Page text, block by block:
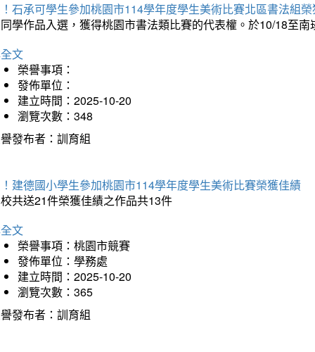
石承可學生參加桃園市114學年度學生美術比賽北區書法組
學作品入選，獲得桃園市書法類比賽的代表權。於10/18至
文
榮譽事項：
發佈單位：
建立時間：2025-10-20
瀏覽次數：348
發布者：訓育組
建德國小學生參加桃園市114學年度學生美術比賽榮獲佳績
共送21件榮獲佳績之作品共13件
文
榮譽事項：桃園市競賽
發佈單位：學務處
建立時間：2025-10-20
瀏覽次數：365
發布者：訓育組